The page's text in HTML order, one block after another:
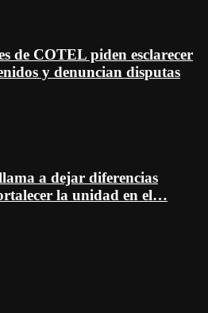
de COTEL piden esclarecer
y denuncian disputas
a dejar diferencias
la unidad en el…